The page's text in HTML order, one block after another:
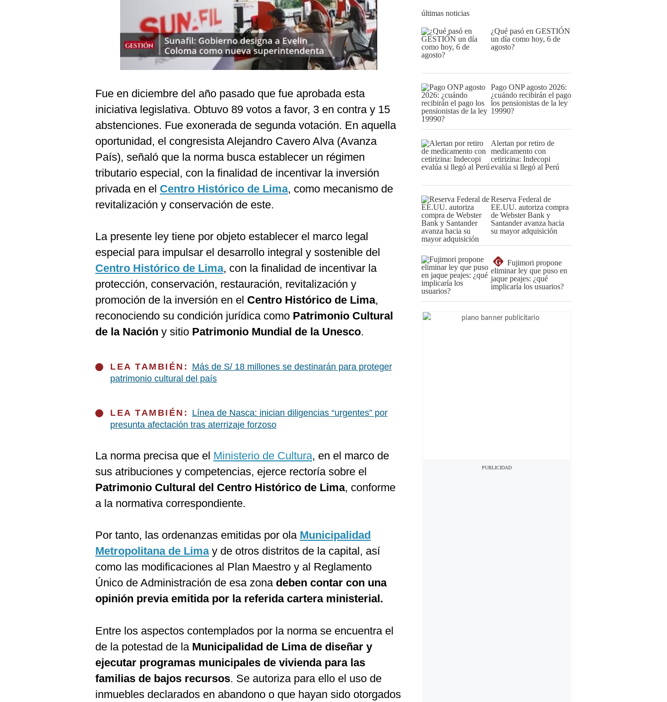
Fue en diciembre del año pasado que fue aprobada esta
iniciativa legislativa. Obtuvo 89 votos a favor, 3 en contra y 15
abstenciones. Fue exonerada de segunda votación. En aquella
oportunidad, el congresista Alejandro Cavero Alva (Avanza
País), señaló que la norma busca establecer un régimen
tributario especial, con la finalidad de incentivar la inversión
privada en el Centro Histórico de Lima, como mecanismo de
revitalización y conservación de este.
La presente ley tiene por objeto establecer el marco legal
especial para impulsar el desarrollo integral y sostenible del
Centro Histórico de Lima, con la finalidad de incentivar la
protección, conservación, restauración, revitalización y
promoción de la inversión en el Centro Histórico de Lima,
reconociendo su condición jurídica como Patrimonio Cultural
de la Nación y sitio Patrimonio Mundial de la Unesco.
LEA TAMBIÉN: Más de S/ 18 millones se destinarán para proteger
patrimonio cultural del país
LEA TAMBIÉN: Línea de Nasca: inician diligencias “urgentes” por
presunta afectación tras aterrizaje forzoso
La norma precisa que el Ministerio de Cultura, en el marco de
sus atribuciones y competencias, ejerce rectoría sobre el
Patrimonio Cultural del Centro Histórico de Lima, conforme
a la normativa correspondiente.
Por tanto, las ordenanzas emitidas por ola Municipalidad
Metropolitana de Limay de otros distritos de la capital, así
como las modificaciones al Plan Maestro y al Reglamento
Único de Administración de esa zona deben contar con una
opinión previa emitida por la referida cartera ministerial.
Entre los aspectos contemplados por la norma se encuentra el
de la potestad de la Municipalidad de Lima de diseñar y
ejecutar programas municipales de vivienda para las
familias de bajos recursos. Se autoriza para ello el uso de
inmuebles declarados en abandono o que hayan sido otorgados
últimas noticias
¿Qué pasó en GESTIÓN
un día como hoy, 6 de
agosto?
Pago ONP agosto 2026:
¿cuándo recibirán el pago
los pensionistas de la ley
19990?
Alertan por retiro de
medicamento con
cetirizina: Indecopi
evalúa si llegó al Perú
Reserva Federal de
EE.UU. autoriza compra
de Webster Bank y
Santander avanza hacia
su mayor adquisición
G
Fujimori propone
eliminar ley que puso en
jaque peajes: ¿qué
implicaría los usuarios?